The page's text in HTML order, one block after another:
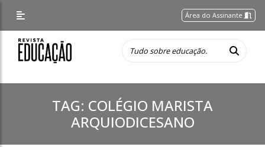
Área do Assinante
TAG: COLÉGIO MARISTA
ARQUIODICESANO